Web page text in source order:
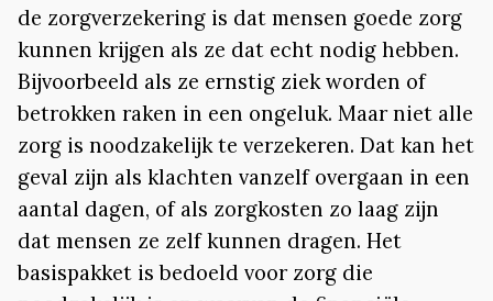
de zorgverzekering is dat mensen goede zorg
kunnen krijgen als ze dat echt nodig hebben.
Bijvoorbeeld als ze ernstig ziek worden of
betrokken raken in een ongeluk. Maar niet alle
zorg is noodzakelijk te verzekeren. Dat kan het
geval zijn als klachten vanzelf overgaan in een
aantal dagen, of als zorgkosten zo laag zijn
dat mensen ze zelf kunnen dragen. Het
basispakket is bedoeld voor zorg die